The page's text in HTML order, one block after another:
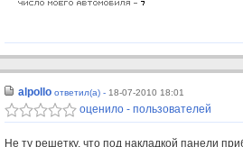
alpollo ответил(а) - 18-07-2010 18:01
оценило - пользователей
Не ту решетку, что под накладкой панели